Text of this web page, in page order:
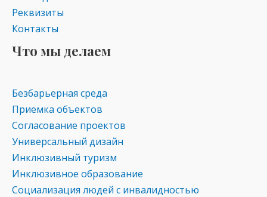
Реквизиты
Контакты
Что мы делаем
Безбарьерная среда
Приемка объектов
Согласование проектов
Универсальный дизайн
Инклюзивный туризм
Инклюзивное образование
Социализация людей с инвалидностью